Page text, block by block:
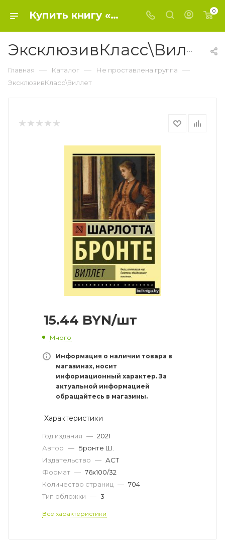
Купить книгу «ЭксклюзивКласс\Виллет» 2021, Бронте Ш. - Не проставлена группа 0
ЭксклюзивКласс\Виллет
Главная — Каталог — Не проставлена группа —
ЭксклюзивКласс\Виллет
15.44 BYN/шт
Много
Информация о наличии товара в
магазинах, носит
информационный характер. За
актуальной информацией
обращайтесь в магазины.
Характеристики
Год издания — 2021
Автор — Бронте Ш.
Издательство — АСТ
Формат — 76x100/32
Количество страниц — 704
Тип обложки — 3
Все характеристики